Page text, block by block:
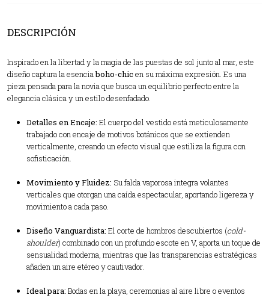
DESCRIPCIÓN
Inspirado en la libertad y la magia de las puestas de sol junto al mar, este
diseño captura la esenciaboho-chicen su máxima expresión. Es una
pieza pensada para la novia que busca un equilibrio perfecto entre la
elegancia clásica y un estilo desenfadado.
Detalles en Encaje: El cuerpo del vestido está meticulosamente
trabajado con encaje de motivos botánicos que se extienden
verticalmente, creando un efecto visual que estiliza la figura con
sofisticación.
Movimiento y Fluidez: Su falda vaporosa integra volantes
verticales que otorgan una caída espectacular, aportando ligereza y
movimiento a cada paso.
Diseño Vanguardista: El corte de hombros descubiertos (cold-
shoulder) combinado con un profundo escote en V, aporta un toque de
sensualidad moderna, mientras que las transparencias estratégicas
añaden un aire etéreo y cautivador.
Ideal para: Bodas en la playa, ceremonias al aire libre o eventos